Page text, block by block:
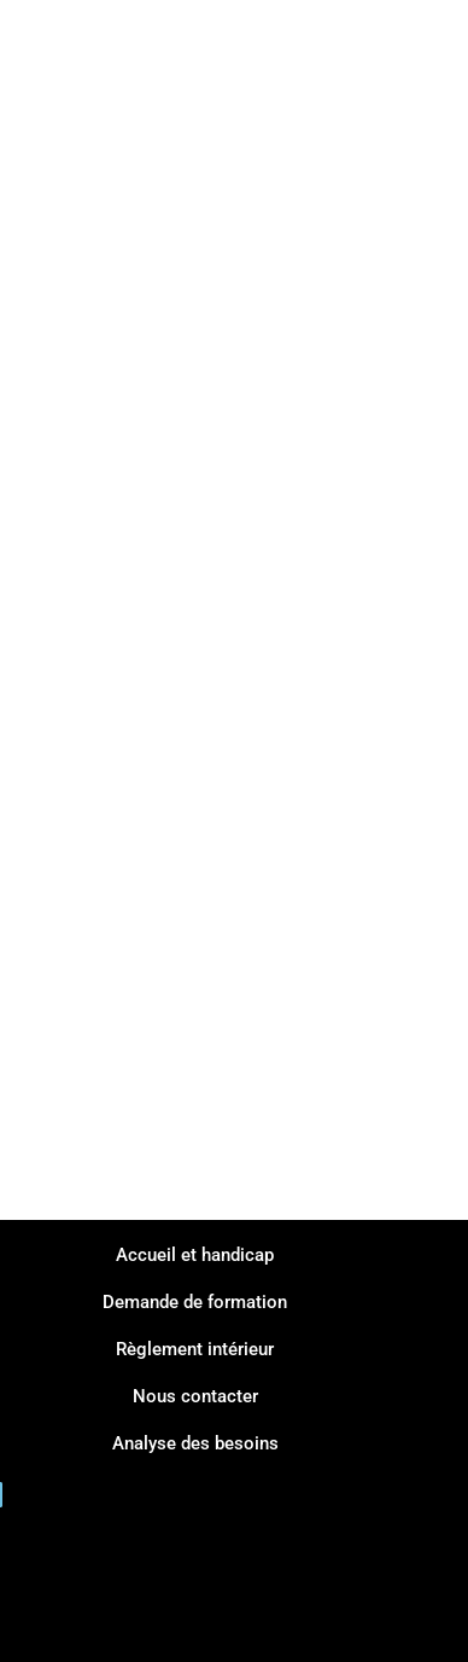
Accueil et handicap
Demande de formation
Règlement intérieur
Nous contacter
Analyse des besoins